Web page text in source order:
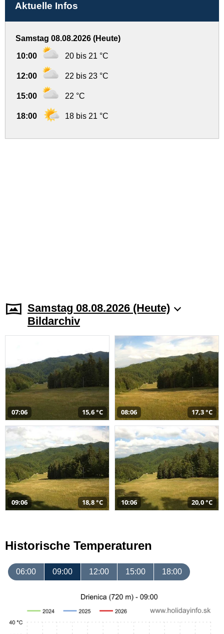
Aktuelle Infos
Samstag 08.08.2026 (Heute)
10:00 20 bis 21 °C
12:00 22 bis 23 °C
15:00 22 °C
18:00 18 bis 21 °C
Samstag 08.08.2026 (Heute)
Bildarchiv
07:06 15,6 °C 08:06 17,3 °C
09:06 18,8 °C 10:06 20,0 °C
Historische Temperaturen
06:00 09:00 12:00 15:00 18:00